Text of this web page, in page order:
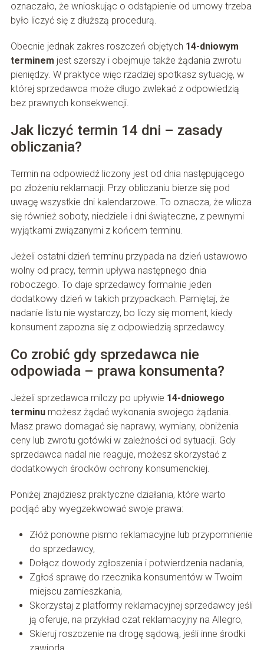
oznaczało, że wnioskując o odstąpienie od umowy trzeba
było liczyć się z dłuższą procedurą.
Obecnie jednak zakres roszczeń objętych 14-dniowym
terminem jest szerszy i obejmuje także żądania zwrotu
pieniędzy. W praktyce więc rzadziej spotkasz sytuację, w
której sprzedawca może długo zwlekać z odpowiedzią
bez prawnych konsekwencji.
Jak liczyć termin 14 dni – zasady
obliczania?
Termin na odpowiedź liczony jest od dnia następującego
po złożeniu reklamacji. Przy obliczaniu bierze się pod
uwagę wszystkie dni kalendarzowe. To oznacza, że wlicza
się również soboty, niedziele i dni świąteczne, z pewnymi
wyjątkami związanymi z końcem terminu.
Jeżeli ostatni dzień terminu przypada na dzień ustawowo
wolny od pracy, termin upływa następnego dnia
roboczego. To daje sprzedawcy formalnie jeden
dodatkowy dzień w takich przypadkach. Pamiętaj, że
nadanie listu nie wystarczy, bo liczy się moment, kiedy
konsument zapozna się z odpowiedzią sprzedawcy.
Co zrobić gdy sprzedawca nie
odpowiada – prawa konsumenta?
Jeżeli sprzedawca milczy po upływie 14-dniowego
terminumożesz żądać wykonania swojego żądania.
Masz prawo domagać się naprawy, wymiany, obniżenia
ceny lub zwrotu gotówki w zależności od sytuacji. Gdy
sprzedawca nadal nie reaguje, możesz skorzystać z
dodatkowych środków ochrony konsumenckiej.
Poniżej znajdziesz praktyczne działania, które warto
podjąć aby wyegzekwować swoje prawa:
Złóż ponowne pismo reklamacyjne lub przypomnienie
do sprzedawcy,
Dołącz dowody zgłoszenia i potwierdzenia nadania,
Zgłoś sprawę do rzecznika konsumentów w Twoim
miejscu zamieszkania,
Skorzystaj z platformy reklamacyjnej sprzedawcy jeśli
ją oferuje, na przykład czat reklamacyjny na Allegro,
Skieruj roszczenie na drogę sądową, jeśli inne środki